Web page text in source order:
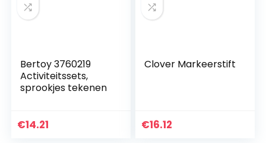
Bertoy 3760219
Activiteitssets,
sprookjes tekenen
€14.21
Clover Markeerstift
€16.12